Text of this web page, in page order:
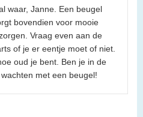
waar, Janne. Een beugel
bovendien voor mooie
Vraag even aan de
of je er eentje moet of niet.
oud je bent. Ben je in de
met een beugel!